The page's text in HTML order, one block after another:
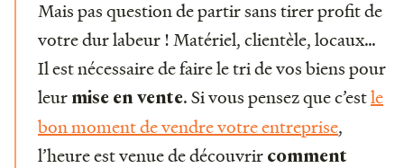
Mais pas question de partir sans tirer profit de
votre dur labeur ! Matériel, clientèle, locaux…
Il est nécessaire de faire le tri de vos biens pour
leur mise en vente. Si vous pensez que c’estle
bon moment de vendre votre entreprise,
l’heure est venue de découvrir comment